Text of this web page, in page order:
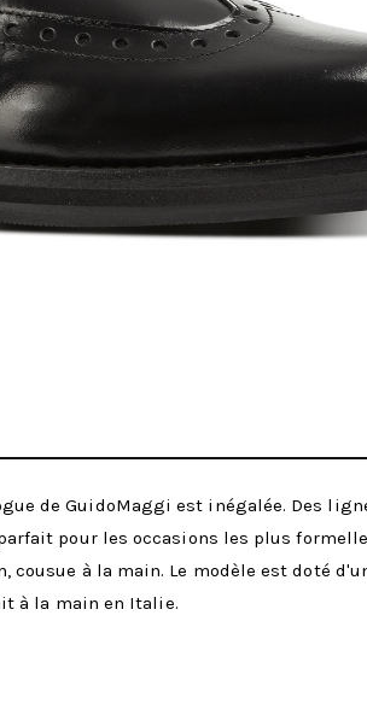
de GuidoMaggi est inégalée. Des
pour les occasions les plus
cousue à la main. Le modèle est doté
à la main en Italie.